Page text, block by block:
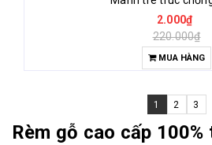
2.000₫
220.000₫
MUA HÀNG
1 2 3
Rèm gỗ cao cấp